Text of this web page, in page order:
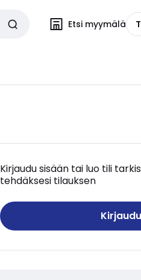
Etsi myymälä
Kirjaudu sisään tai luo tili
tehdäksesi tilauksen
Kirjaudu